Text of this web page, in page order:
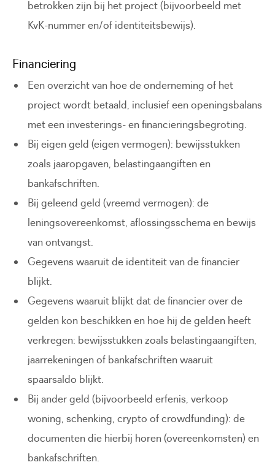
betrokken zijn bij het project (bijvoorbeeld met
KvK-nummer en/of identiteitsbewijs).
Financiering
Een overzicht van hoe de onderneming of het
project wordt betaald, inclusief een openingsbalans
met een investerings- en financieringsbegroting.
Bij eigen geld (eigen vermogen): bewijsstukken
zoals jaaropgaven, belastingaangiften en
bankafschriften.
Bij geleend geld (vreemd vermogen): de
leningsovereenkomst, aflossingsschema en bewijs
van ontvangst.
Gegevens waaruit de identiteit van de financier
blijkt.
Gegevens waaruit blijkt dat de financier over de
gelden kon beschikken en hoe hij de gelden heeft
verkregen: bewijsstukken zoals belastingaangiften,
jaarrekeningen of bankafschriften waaruit
spaarsaldo blijkt.
Bij ander geld (bijvoorbeeld erfenis, verkoop
woning, schenking, crypto of crowdfunding): de
documenten die hierbij horen (overeenkomsten) en
bankafschriften.